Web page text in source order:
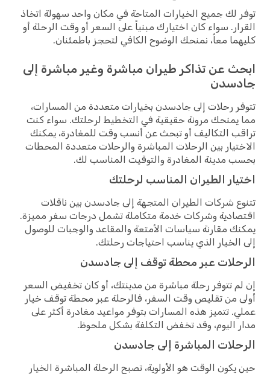
توفر لك جميع الخيارات المتاحة في مكان واحد سهولة اتخاذ
القرار. سواء كان اختيارك مبنياً على السعر أو وقت الرحلة أو
كليهما معاً، نمنحك الوضوح الكافي لتحجز باطمئنان.
ابحث عن تذاكر طيران مباشرة وغير مباشرة إلى
جادسدن
تتوفر رحلات إلى جادسدن بخيارات متعددة من المسارات،
مما يمنحك مرونة حقيقية في التخطيط لرحلتك. سواء كنت
تراقب التكاليف أو تبحث عن أنسب وقت للمغادرة، يمكنك
الاختيار بين الرحلات المباشرة والرحلات متعددة المحطات
بحسب مدينة المغادرة والتوقيت المناسب لك.
اختيار الطيران المناسب لرحلتك
تتنوع شركات الطيران المتجهة إلى جادسدن بين ناقلات
اقتصادية وشركات خدمة متكاملة تشمل درجات سفر مميزة.
يمكنك مقارنة سياسات الأمتعة والمقاعد والوجبات للوصول
إلى الخيار الذي يناسب احتياجات رحلتك.
الرحلات عبر محطة توقف إلى جادسدن
إن لم تتوفر رحلة مباشرة من مدينتك، أو كان تخفيض السعر
أولى من تقليص وقت السفر، فالرحلة عبر محطة توقف خيار
عملي. تتميز هذه المسارات بتوفر مواعيد مغادرة أكثر على
مدار اليوم، وقد تخفض التكلفة بشكل ملحوظ.
الرحلات المباشرة إلى جادسدن
حين يكون الوقت هو الأولوية، تصبح الرحلة المباشرة الخيار